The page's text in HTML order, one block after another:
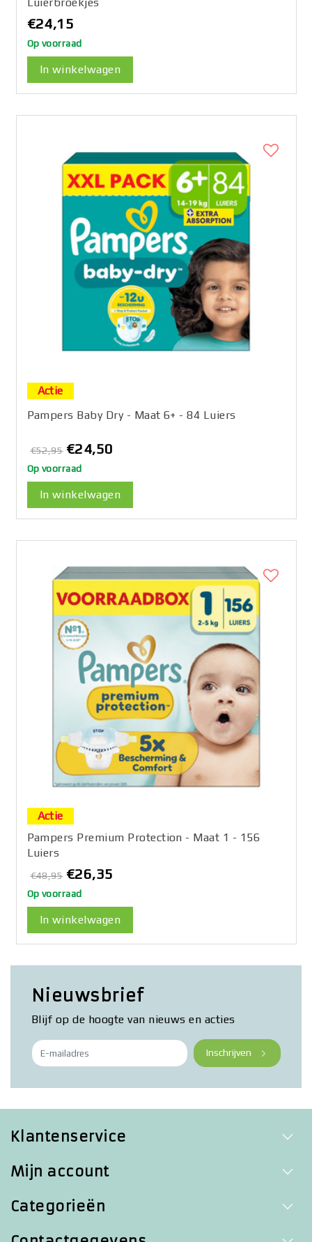
€24,15
Op voorraad
In winkelwagen
Actie
Pampers Baby Dry - Maat 6+ - 84 Luiers
€52,95 €24,50
Op voorraad
In winkelwagen
Actie
Pampers Premium Protection - Maat 1 - 156
Luiers
€48,95 €26,35
Op voorraad
In winkelwagen
Nieuwsbrief
Blijf op de hoogte van nieuws en acties
Inschrijven
Klantenservice
Mijn account
Categorieën